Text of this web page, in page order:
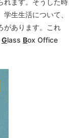
れます。そうした時
生生活について、
があります。これ
Glass Box Office